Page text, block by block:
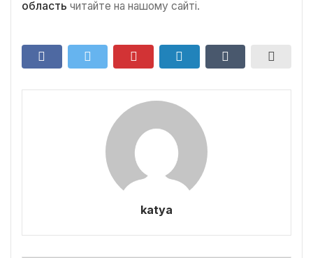
область читайте на нашому сайті.
katya